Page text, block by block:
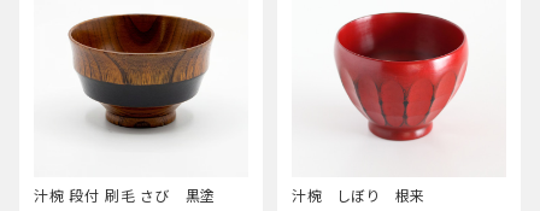
汁椀 段付 刷毛 さび 黒塗 汁椀 しぼり 根来